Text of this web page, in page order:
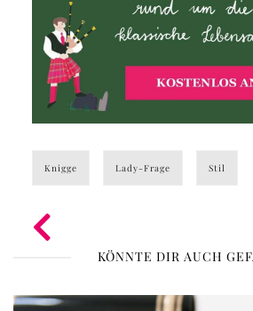
Knigge Lady-Frage Stil
KÖNNTE DIR AUCH